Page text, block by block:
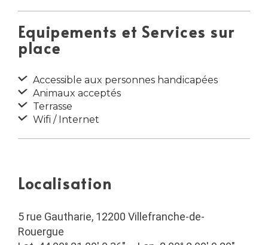
Equipements et Services sur
place
Accessible aux personnes handicapées
Animaux acceptés
Terrasse
Wifi / Internet
Localisation
5 rue Gautharie, 12200 Villefranche-de-
Rouergue